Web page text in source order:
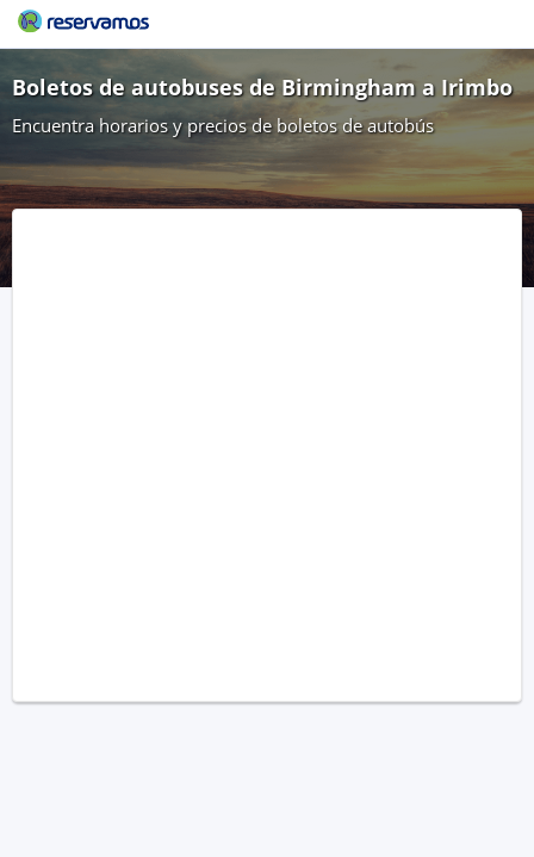
Boletos de autobuses de Birmingham a Irimbo
Encuentra horarios y precios de boletos de autobús